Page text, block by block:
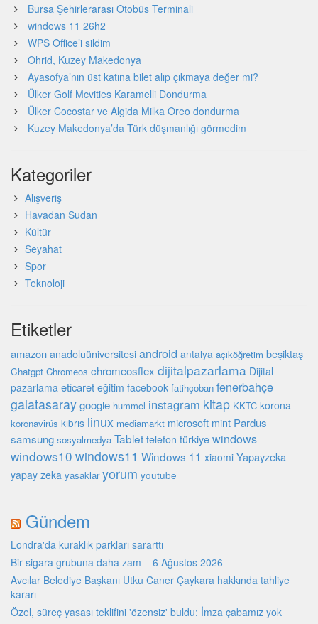
Bursa Şehirlerarası Otobüs Terminali
windows 11 26h2
WPS Office’i sildim
Ohrid, Kuzey Makedonya
Ayasofya’nın üst katına bilet alıp çıkmaya değer mi?
Ülker Golf Mcvities Karamelli Dondurma
Ülker Cocostar ve Algida Milka Oreo dondurma
Kuzey Makedonya’da Türk düşmanlığı görmedim
Kategoriler
Alışveriş
Havadan Sudan
Kültür
Seyahat
Spor
Teknoloji
Etiketler
amazon anadoluüniversitesi android antalya açıköğretim beşiktaş
Chatgpt Chromeos chromeosflex dijitalpazarlama Dijital
pazarlama eticaret eğitim facebook fatihçoban fenerbahçe
galatasaraygoogle hummel instagram kitap KKTC korona
koronavirüs kıbrıs linux mediamarkt microsoft mint Pardus
samsung sosyalmedya Tablet telefon türkiyewindows
windows10 windows11 Windows 11 xiaomi Yapayzeka
yapay zeka yasaklar yorum youtube
Gündem
Londra'da kuraklık parkları sararttı
Bir sigara grubuna daha zam – 6 Ağustos 2026
Avcılar Belediye Başkanı Utku Caner Çaykara hakkında tahliye
kararı
Özel, süreç yasası teklifini 'özensiz' buldu: İmza çabamız yok